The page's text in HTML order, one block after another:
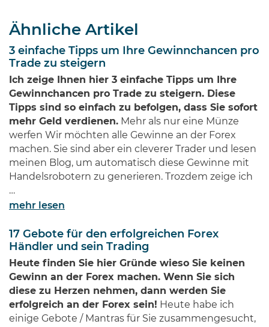
Bill Gates von Microsoft dürften
jedem Investor geläufig sein.
Diese Männer haben Imperien
erschaffen und gleichzeitig
Millionen von Anlegern auf der
ganzen Welt …
Ähnliche Artikel
3 einfache Tipps um Ihre Gewinnchancen pro
Trade zu steigern
Ich zeige Ihnen hier 3 einfache Tipps um Ihre
Gewinnchancen pro Trade zu steigern. Diese
Tipps sind so einfach zu befolgen, dass Sie sofort
mehr Geld verdienen. Mehr als nur eine Münze
werfen Wir möchten alle Gewinne an der Forex
machen. Sie sind aber ein cleverer Trader und lesen
meinen Blog, um automatisch diese Gewinne mit
Handelsrobotern zu generieren. Trozdem zeige ich
…
mehr lesen
17 Gebote für den erfolgreichen Forex
Händler und sein Trading
Heute finden Sie hier Gründe wieso Sie keinen
Gewinn an der Forex machen. Wenn Sie sich
diese zu Herzen nehmen, dann werden Sie
erfolgreich an der Forex sein! Heute habe ich
einige Gebote / Mantras für Sie zusammengesucht,